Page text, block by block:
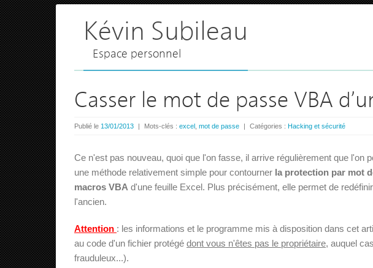
Kévin Subileau
Espace personnel
Casser le mot de passe VBA
Publié le 13/01/2013 | Mots-clés : excel mot de passe | Catégories : Hacking et sécurité
Ce n'est pas nouveau, quoi que l'on fasse, il arrive régulièrement que l'on
une méthode relativement simple pour contourner la protection par mot
macros VBA d'une feuille Excel. Plus précisément, elle permet de
l'ancien.
Attention : les informations et le programme mis à disposition dans cet
au code d'un fichier protégé dont vous n'êtes pas le propriétaire, auquel
frauduleux...).